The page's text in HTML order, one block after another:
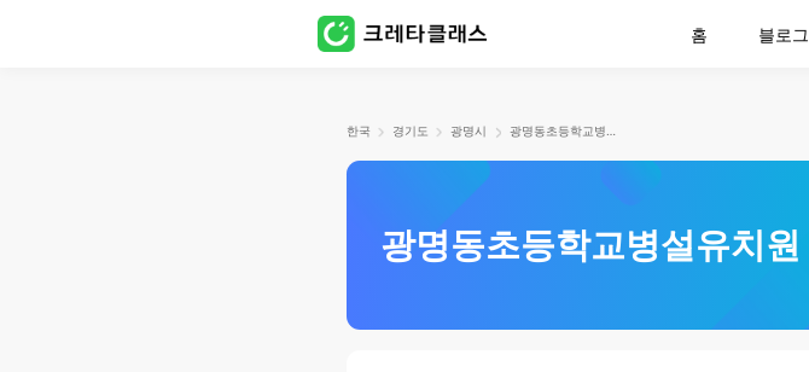
홈 블로그
한국 경기도 광명시
광명동초등학교병설유치원